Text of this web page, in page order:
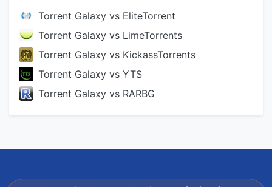
Torrent Galaxy vs EliteTorrent
Torrent Galaxy vs LimeTorrents
Torrent Galaxy vs KickassTorrents
Torrent Galaxy vs YTS
Torrent Galaxy vs RARBG